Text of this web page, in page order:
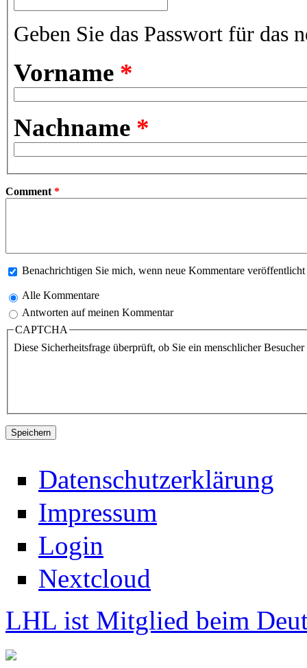
Geben Sie das Passwort für das
Vorname *
Nachname *
Comment*
Benachrichtigen Sie mich, wenn neue Kommentare
Alle Kommentare
Antworten auf meinen Kommentar
CAPTCHA
Diese Sicherheitsfrage überprüft, ob Sie ein menschlicher
Datenschutzerklärung
Impressum
Login
Nextcloud
LHL ist Mitglied beim